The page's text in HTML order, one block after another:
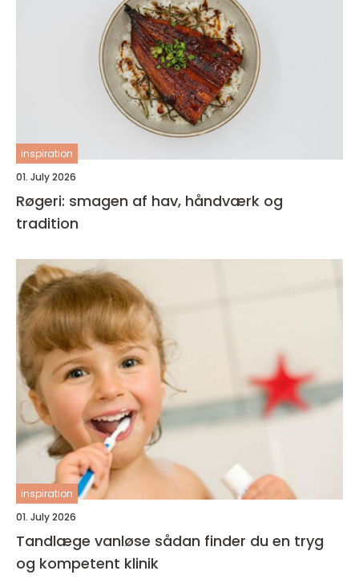
inspiration
01. July 2026
Røgeri: smagen af hav, håndværk og
tradition
inspiration
01. July 2026
Tandlæge vanløse sådan finder du en tryg
og kompetent klinik